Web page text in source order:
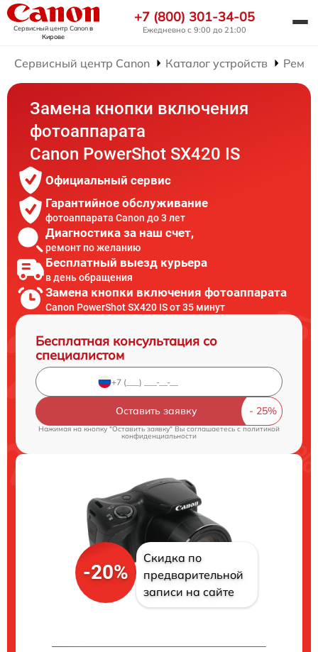
Сервисный центр Canonв
Кирове
+7 (800) 301-34-05
Ежедневно с 9:00 до 21:00
Сервисный центр Canon Каталог устройств
Замена кнопки включения
фотоаппарата
Canon PowerShot SX420 IS
Официальный сервис
Гарантийное обслуживание
фотоаппарата Canon до 3 лет
Диагностика за наш счет,
ремонт по желанию
Бесплатный выезд курьера
в день обращения
Замена кнопки включения фотоаппарата
Canon PowerShot SX420 IS от 35 минут
Бесплатная консультация со
специалистом
Оставить заявку
Нажимая на кнопку "Оставить заявку" Вы соглашаетесь cполитикой
конфиденциальности
-20%
Скидка по
предварительной
записи на сайте